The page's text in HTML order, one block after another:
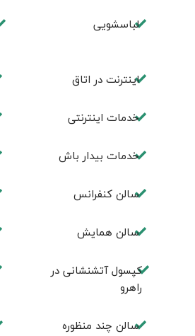
لباسشویی
اينترنت در اتاق
خدمات اینترنتی
خدمات بیدار باش
سالن كنفرانس
سالن همايش
کپسول آتشنشانی در
راهرو
سالن چند منظوره